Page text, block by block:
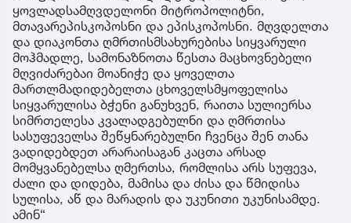
ყოვლადსამღვდელონი მიტროპოლიტნი,
მთავარეპისკოპოსნი და ეპისკოპოსნი. მღვდელთა
და დიაკონთა ღმრთისმსახურებისა სიყვარული
მოჰმადლე, სამონაზნოთა წესთა მაცხოვნებელი
მღვიძარებაი მოანიჭე და ყოველთა
მართლმადიდებელთა ცხოველსმყოფელისა
სიყვარულისა ბჭენი განუხვენ, რაითა სულიერსა
სიმრთელესა კვალადგებულნი და ღმრთისა
სასუფეველსა შეწყნარებულნი ჩვენცა შენ თანა
ვადიდებდეთ არარაისაგან კაცთა არსად
მომყვანებელსა ღმერთსა, რომლისა არს სუფევა,
ძალი და დიდება, მამისა და ძისა და წმიდისა
სულისა, აწ და მარადის და უკუნითი უკუნისამდე.
ამინ“